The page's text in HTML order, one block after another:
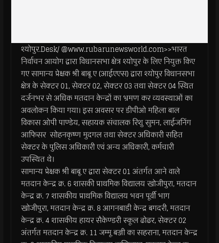
श्योपुर.Desk/ @www.rubarunewsworld.com>>भारत
निर्वाचन आयोग द्वारा विधानसभा क्षेत्र श्योपुर के लिए नियुक्त किए
गए सामान्य प्रेक्षक श्री बाबू ए (आईएएस) द्वारा श्योपुर विधानसभा
क्षेत्र के सेक्टर 01, सेक्टर 02, सेक्टर 03 तथा सेक्टर 04 स्थित
दर्जनभर से अधिक मतदान केन्द्रों का भ्रमण कर व्यवस्थाओं का
अवलोकन किया गया। इस अवसर पर डीपीओ महिला बाल
विकास ओपी पाण्डेय, सहायक संचालक रिशु सुमन, लाईजनिंग
आफिसर सोहनकृष्ण मुदगल तथा सेक्टर अधिकारी सहित
सेक्टर के पुलिस अधिकारी एवं अन्य अधिकारी, कर्मचारी
उपस्थित थे।
सामान्य प्रेक्षक श्री बाबू ए द्वारा सेक्टर 01 अंतर्गत आने वाले
मतदान केन्द्र क्र. 6 शासकी प्राथमिक विद्यालय खोजीपुरा, मतदान
केन्द्र क्र. 7 शासकीय प्राथमिक विद्यालय भवन पूर्वी भाग
खोजीपुरा, मतदान केन्द्र क्र. 8 आगनबाडी केन्द्र बगदरी, मतदान
केन्द्र क्र. 4 शासकीय हायर सैकेण्डरी स्कूल ढोढर, सेक्टर 02
अंतर्गत मतदान केन्द्र क्र. 11 जम्मू बज्जी का सहराना, मतदान केन्द्र